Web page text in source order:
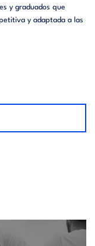
y graduados que
y adaptada a las